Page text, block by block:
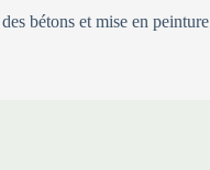
bétons et mise en peinture